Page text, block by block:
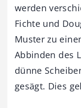
werden
Fichte und
Muster zu
Abbinden des
dünne
gesägt. Dies